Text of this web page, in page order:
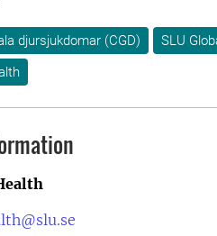
djursjukdomar (CGD) SLU